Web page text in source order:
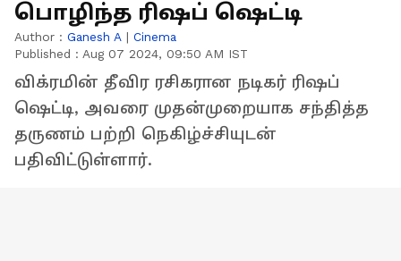
பொழிந்த ரிஷப் ஷெட்டி
Author : Ganesh A | Cinema
Published : Aug 07 2024, 09:50 AM IST
விக்ரமின் தீவிர ரசிகரான நடிகர் ரிஷப்
ஷெட்டி, அவரை முதன்முறையாக சந்தித்த
தருணம் பற்றி நெகிழ்ச்சியுடன்
பதிவிட்டுள்ளார்.